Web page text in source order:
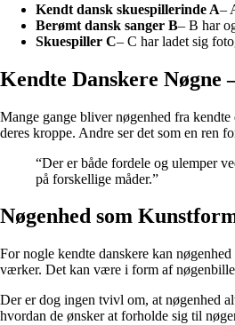
Kendt dansk skuespillerinde A–
Berømt dansk sanger B– B har
Skuespiller C– C har ladet sig
Kendte Danskere
Mange gange bliver nøgenhed fra
deres kroppe. Andre ser det som en ren
“Der er både fordele og ulemper
på forskellige måder.”
Nøgenhed som
For nogle kendte danskere kan
værker. Det kan være i form af
Der er dog ingen tvivl om, at nøgenhed
hvordan de ønsker at forholde sig til